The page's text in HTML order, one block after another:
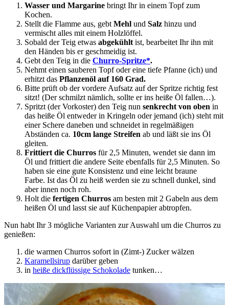
Wasser und Margarine bringt Ihr in einem Topf zum
Kochen.
Stellt die Flamme aus, gebt Mehl und Salz hinzu und
vermischt alles mit einem Holzlöffel.
Sobald der Teig etwas abgekühlt ist, bearbeitet Ihr ihn mit
den Händen bis er geschmeidig ist.
Gebt den Teig in die Churro-Spritze*.
Nehmt einen sauberen Topf oder eine tiefe Pfanne (ich) und
erhitzt das Pflanzenöl auf 160 Grad.
Bitte prüft ob der vordere Aufsatz auf der Spritze richtig fest
sitzt! (Der schmilzt nämlich, sollte er ins heiße Öl fallen…).
Spritzt (der Vorkoster) den Teig nun senkrecht von oben in
das heiße Öl entweder in Kringeln oder jemand (ich) steht mit
einer Schere daneben und schneidet in regelmäßigen
Abständen ca. 10cm lange Streifen ab und läßt sie ins Öl
gleiten.
Frittiert die Churros für 2,5 Minuten, wendet sie dann im
Öl und frittiert die andere Seite ebenfalls für 2,5 Minuten. So
haben sie eine gute Konsistenz und eine leicht braune
Farbe. Ist das Öl zu heiß werden sie zu schnell dunkel, sind
aber innen noch roh.
Holt die fertigen Churros am besten mit 2 Gabeln aus dem
heißen Öl und lasst sie auf Küchenpapier abtropfen.
Nun habt Ihr 3 mögliche Varianten zur Auswahl um die Churros zu
genießen:
die warmen Churros sofort in (Zimt-) Zucker wälzen
Karamellsirup darüber geben
in heiße dickflüssige Schokolade tunken…